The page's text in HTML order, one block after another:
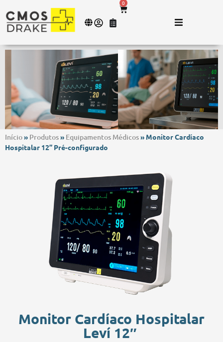
0
Início» Produtos» Equipamentos Médicos» Monitor Cardíaco
Hospitalar 12” Pré-configurado
Monitor Cardíaco Hospitalar
Leví 12″